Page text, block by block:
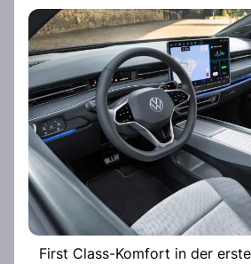
First Class-Komfort in der